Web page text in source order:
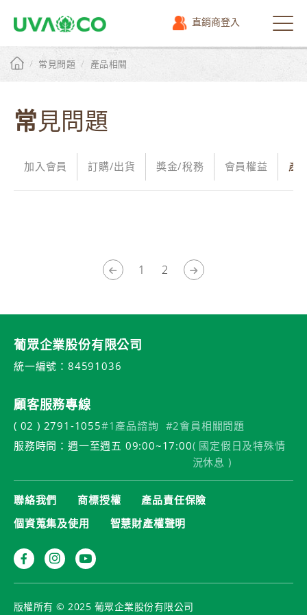
直銷商登入
選
單
/ 常見問題 / 產品相關
常見問題
加入會員 訂購/出貨 獎金/稅務 會員權益 產
1 2
葡眾企業股份有限公司
統一編號：84591036
顧客服務專線
( 02 ) 2791-1055#1產品諮詢 #2會員相關問題
服務時間：週一至週五 09:00~17:00( 國定假日及特殊情
況休息 )
聯絡我們 商標授權
產品責任保險
個資蒐集及使用
智慧財產權聲明
版權所有 © 2025 葡眾企業股份有限公司